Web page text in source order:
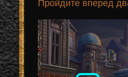
Пройдите вперед